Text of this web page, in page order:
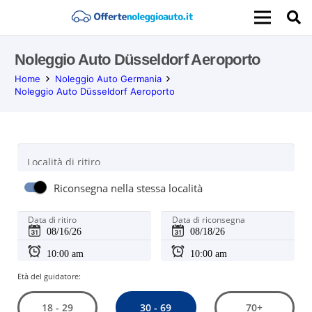
Noleggio Auto Düsseldorf Aeroporto
Home
Noleggio Auto Germania
Noleggio Auto Düsseldorf Aeroporto
Località di ritiro
Riconsegna nella stessa località
Data di ritiro Data di riconsegna
Età del guidatore:
18 - 29 30 - 69 70+